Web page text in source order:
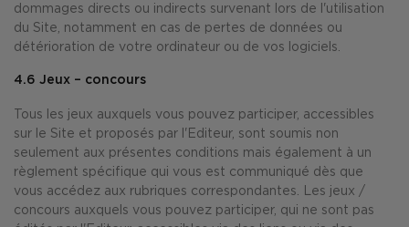
dommages directs ou indirects survenant lors de l'utilisation
du Site, notamment en cas de pertes de données ou
détérioration de votre ordinateur ou de vos logiciels.
4.6 Jeux – concours
Tous les jeux auxquels vous pouvez participer, accessibles
sur le Site et proposés par l'Editeur, sont soumis non
seulement aux présentes conditions mais également à un
règlement spécifique qui vous est communiqué dès que
vous accédez aux rubriques correspondantes. Les jeux /
concours auxquels vous pouvez participer, qui ne sont pas